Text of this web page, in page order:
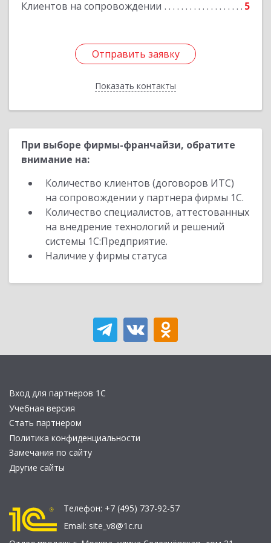
Клиентов на сопровождении 5
Отправить заявку
Показать контакты
Отправить заявку
Назад
При выборе фирмы-франчайзи, обратите
внимание на:
Количество клиентов (договоров ИТС)
на сопровождении у партнера фирмы 1С.
Количество специалистов, аттестованных
на внедрение технологий и решений
системы 1С:Предприятие.
Наличие у фирмы статуса
Вход для партнеров 1С
Учебная версия
Стать партнером
Политика конфиденциальности
Замечания по сайту
Другие сайты
Телефон: +7 (495) 737-92-57
Email: site_v8@1c.ru